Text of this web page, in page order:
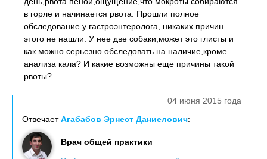
в горле и начинается рвота. Прошли полное
обследование у гастроэнтеролога, никаких причин
этого не нашли. У нее две собаки,может это глисты и
как можно серьезно обследовать на наличие,кроме
анализа кала? И какие возможны еще причины такой
рвоты?
04 июня 2015 года
ОтвечаетАгабабов Эрнест Даниелович:
Врач общей практики